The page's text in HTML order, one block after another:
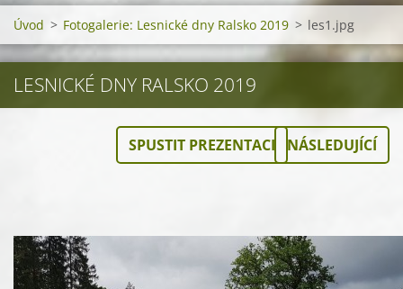
Úvod > Fotogalerie: Lesnické dny Ralsko 2019 > les1.jpg
LESNICKÉ DNY RALSKO 2019
SPUSTIT PREZENTACI NÁSLEDUJÍCÍ